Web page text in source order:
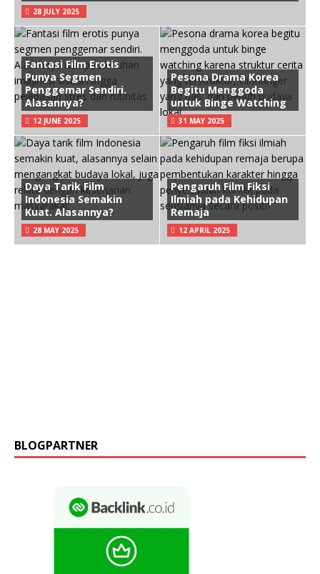
28 JULY 2025
Fantasi Film Erotis
Punya Segmen
Penggemar Sendiri.
Alasannya?
12 JUNE 2025
Pesona Drama Korea
Begitu Menggoda
untuk Binge Watching
31 MAY 2025
Daya Tarik Film
Indonesia Semakin
Kuat. Alasannya?
28 MAY 2025
Pengaruh Film Fiksi
Ilmiah pada Kehidupan
Remaja
12 APRIL 2025
BLOGPARTNER